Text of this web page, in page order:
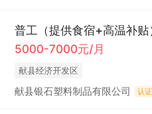
普工（提供食宿+高温补贴
5000-7000元/月
献县经济开发区
献县银石塑料制品有限公司 认证